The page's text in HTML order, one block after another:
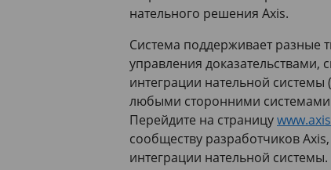
нательного решения Axis.
Система поддерживает разные
управления доказательствами,
интеграции нательной
любыми сторонними системами
Перейдите на страницу
сообществу разработчиков
интеграции нательной системы.